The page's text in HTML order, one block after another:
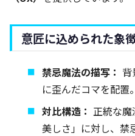
意匠に込められた象
禁忌魔法の描写：
に歪んだコマを配置。
対比構造： 正統な
美しさ」に対し、禁